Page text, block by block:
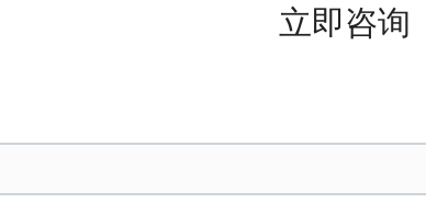
立即咨询